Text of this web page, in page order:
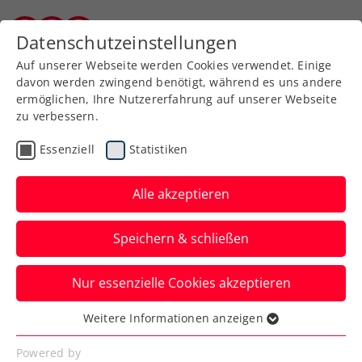
Zurück zur Newsübersicht
Turniere
ITF Masters Tour: Mit
Turniersieg Nummer eins
gehalten
Der Oberwarter Clemens Weinhandl
konnte bei der Masters Tour der
International Tennis Federation (ITF) das
MT1000-Event, ein Turnier der höchsten
Kategorie, im türkischen Manavgat für
Datenschutzeinstellungen
Auf unserer Webseite werden Cookies verwendet. Einige
davon werden zwingend benötigt, während es uns andere
ermöglichen, Ihre Nutzererfahrung auf unserer Webseite
zu verbessern.
Essenziell Statistiken
Alle akzeptieren
Speichern & schließen
Nur essenzielle Cookies akzeptieren
Essenziell
Essenzielle Cookies werden für grundlegende
Weitere Informationen anzeigen
Powered by